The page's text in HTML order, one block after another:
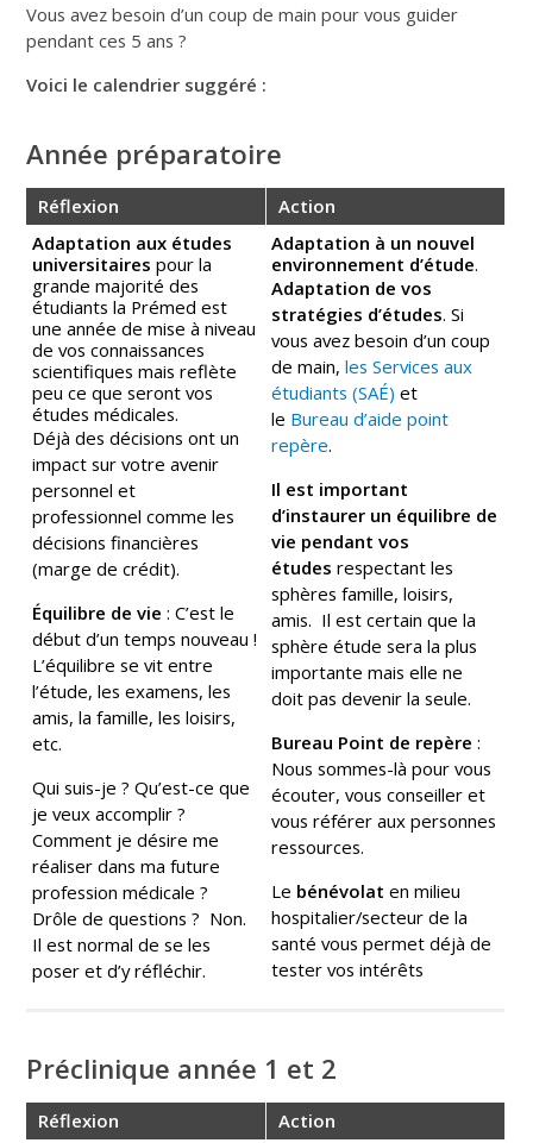
Vous avez besoin d’un coup de main pour vous guider
pendant ces 5 ans ?
Voici le calendrier suggéré :
Année préparatoire
Réflexion
Action
Adaptation aux études
universitaires pour la
grande majorité des
étudiants la Prémed est
une année de mise à niveau
de vos connaissances
scientifiques mais reflète
peu ce que seront vos
études médicales.
Déjà des décisions ont un
impact sur votre avenir
personnel et
professionnel comme les
décisions financières
(marge de crédit).
Équilibre de vie : C’est le
début d’un temps nouveau !
L’équilibre se vit entre
l’étude, les examens, les
amis, la famille, les loisirs,
etc.
Qui suis-je ? Qu’est-ce que
je veux accomplir ?
Comment je désire me
réaliser dans ma future
profession médicale ?
Drôle de questions ? Non.
Il est normal de se les
poser et d’y réfléchir.
Adaptation à un nouvel
environnement d’étude.
Adaptation de vos
stratégies d’études. Si
vous avez besoin d’un coup
de main,les Services aux
étudiants (SAÉ) et
le Bureau d’aide point
repère.
Il est important
d’instaurer un équilibre de
vie pendant vos
études respectant les
sphères famille, loisirs,
amis. Il est certain que la
sphère étude sera la plus
importante mais elle ne
doit pas devenir la seule.
Bureau Point de repère :
Nous sommes-là pour vous
écouter, vous conseiller et
vous référer aux personnes
ressources.
Le bénévolat en milieu
hospitalier/secteur de la
santé vous permet déjà de
tester vos intérêts
Préclinique année 1 et 2
Réflexion
Action